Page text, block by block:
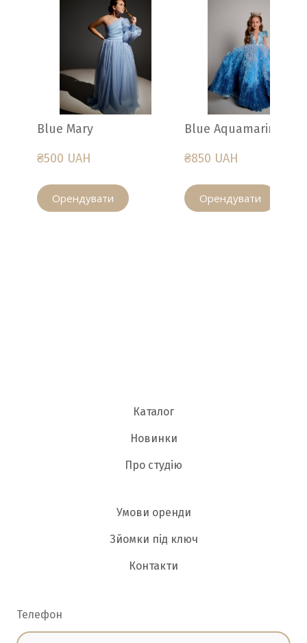
Blue Mary
₴500 UAH
Орендувати
Blue Aquamarine
₴850 UAH
Орендувати
Каталог
Новинки
Про студію
Умови оренди
Зйомки під ключ
Контакти
Телефон